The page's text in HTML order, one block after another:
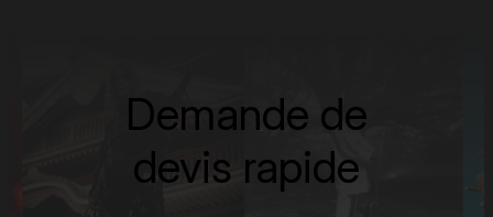
Demande de
devis rapide